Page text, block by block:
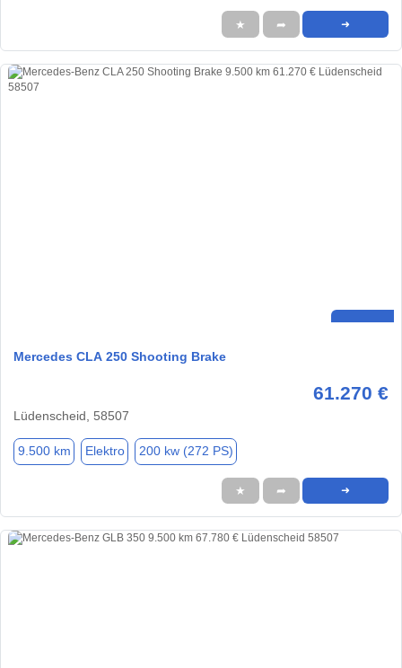
★ ➦ ➜
Mercedes CLA 250 Shooting Brake
61.270 €
Lüdenscheid, 58507
9.500 km Elektro 200 kw (272 PS)
★ ➦ ➜